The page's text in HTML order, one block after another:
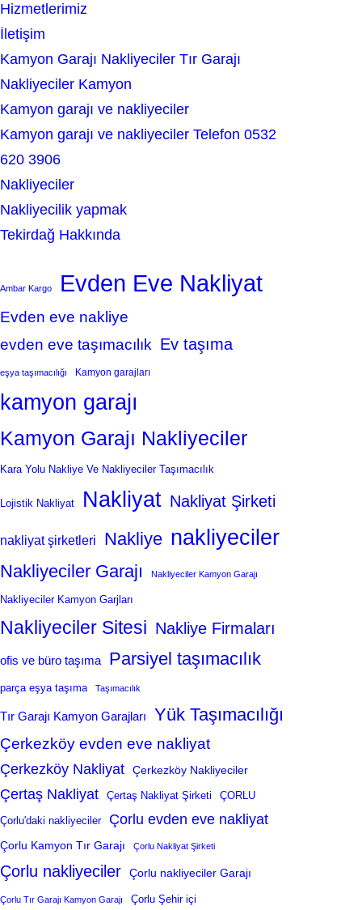
Hizmetlerimiz
İletişim
Kamyon Garajı Nakliyeciler Tır Garajı
Nakliyeciler Kamyon
Kamyon garajı ve nakliyeciler
Kamyon garajı ve nakliyeciler Telefon 0532
620 3906
Nakliyeciler
Nakliyecilik yapmak
Tekirdağ Hakkında
Ambar Kargo Evden Eve Nakliyat
Evden eve nakliye
evden eve taşımacılık Ev taşıma
eşya taşımacılığı Kamyon garajları
kamyon garajı
Kamyon Garajı Nakliyeciler
Kara Yolu Nakliye Ve Nakliyeciler Taşımacılık
Lojistik Nakliyat Nakliyat Nakliyat Şirketi
nakliyat şirketleri Nakliye nakliyeciler
Nakliyeciler Garajı Nakliyeciler Kamyon Garajı
Nakliyeciler Kamyon Garjları
Nakliyeciler Sitesi Nakliye Firmaları
ofis ve büro taşıma Parsiyel taşımacılık
parça eşya taşıma Taşımacılık
Tır Garajı Kamyon Garajları Yük Taşımacılığı
Çerkezköy evden eve nakliyat
Çerkezköy Nakliyat Çerkezköy Nakliyeciler
Çertaş Nakliyat Çertaş Nakliyat Şirketi ÇORLU
Çorlu'daki nakliyeciler Çorlu evden eve nakliyat
Çorlu Kamyon Tır Garajı Çorlu Nakliyat Şirketi
Çorlu nakliyeciler Çorlu nakliyeciler Garajı
Çorlu Tır Garajı Kamyon Garajı Çorlu Şehir içi